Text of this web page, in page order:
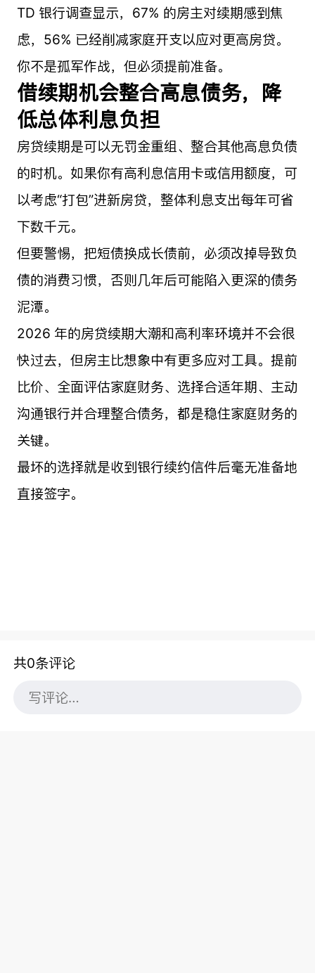
TD 银行调查显示，67% 的房主对续期感到焦
虑，56% 已经削减家庭开支以应对更高房贷。
你不是孤军作战，但必须提前准备。
借续期机会整合高息债务，降
低总体利息负担
房贷续期是可以无罚金重组、整合其他高息负债
的时机。如果你有高利息信用卡或信用额度，可
以考虑“打包”进新房贷，整体利息支出每年可省
下数千元。
但要警惕，把短债换成长债前，必须改掉导致负
债的消费习惯，否则几年后可能陷入更深的债务
泥潭。
2026 年的房贷续期大潮和高利率环境并不会很
快过去，但房主比想象中有更多应对工具。提前
比价、全面评估家庭财务、选择合适年期、主动
沟通银行并合理整合债务，都是稳住家庭财务的
关键。
最坏的选择就是收到银行续约信件后毫无准备地
直接签字。
共0条评论